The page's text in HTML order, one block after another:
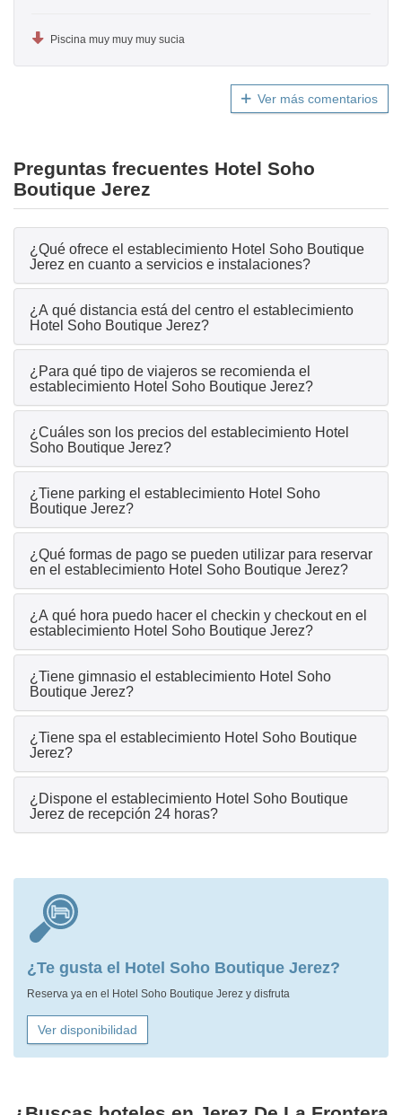
Piscina muy muy muy sucia
Ver más comentarios
Preguntas frecuentes Hotel Soho
Boutique Jerez
¿Qué ofrece el establecimiento Hotel Soho Boutique
Jerez en cuanto a servicios e instalaciones?
¿A qué distancia está del centro el establecimiento
Hotel Soho Boutique Jerez?
¿Para qué tipo de viajeros se recomienda el
establecimiento Hotel Soho Boutique Jerez?
¿Cuáles son los precios del establecimiento Hotel
Soho Boutique Jerez?
¿Tiene parking el establecimiento Hotel Soho
Boutique Jerez?
¿Qué formas de pago se pueden utilizar para reservar
en el establecimiento Hotel Soho Boutique Jerez?
¿A qué hora puedo hacer el checkin y checkout en el
establecimiento Hotel Soho Boutique Jerez?
¿Tiene gimnasio el establecimiento Hotel Soho
Boutique Jerez?
¿Tiene spa el establecimiento Hotel Soho Boutique
Jerez?
¿Dispone el establecimiento Hotel Soho Boutique
Jerez de recepción 24 horas?
¿Te gusta el Hotel Soho Boutique Jerez?
Reserva ya en el Hotel Soho Boutique Jerez y disfruta
Ver disponibilidad